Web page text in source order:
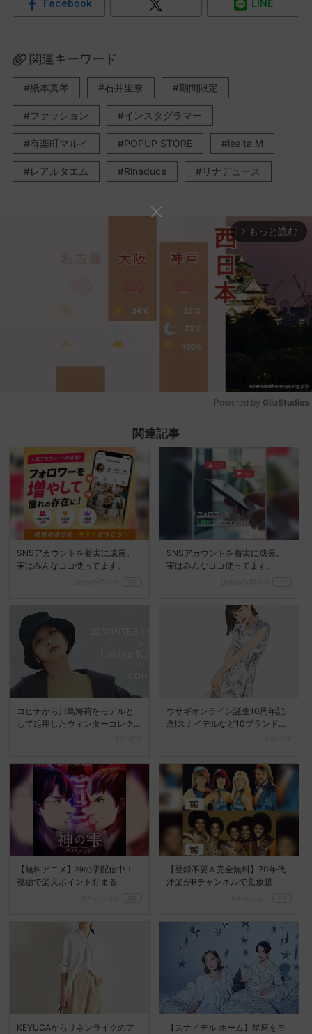
Facebook LINE
関連キーワード
紙本真琴 石井里奈 期間限定
ファッション インスタグラマー
有楽町マルイ POPUP STORE lealta.M
レアルタエム Rinaduce リナデュース
arrow_forward_ios もっと読む
Powered by GliaStudios
関連記事
SNSアカウントを着実に成長。
実はみんなココ使ってます。
SNSアカウントを着実に成長。
実はみんなココ使ってます。
コヒナから川島海荷をモデルと
して起用したウィンターコレク
ウサギオンライン誕生10周年記
念!スナイデルなど10ブランドか
【無料アニメ】神の雫配信中！
視聴で楽天ポイント貯まる
【登録不要＆完全無料】70年代
洋楽がRチャンネルで見放題
KEYUCAからリネンライクのア
【スナイデル ホーム】星座をモ